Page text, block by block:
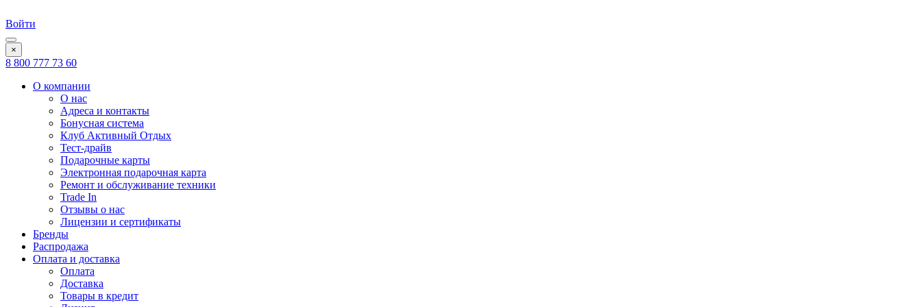
Войти
×
8 800 777 73 60
О компании
О нас
Адреса и контакты
Бонусная система
Клуб Активный Отдых
Тест-драйв
Подарочные карты
Электронная подарочная карта
Ремонт и обслуживание техники
Trade In
Отзывы о нас
Лицензии и сертификаты
Бренды
Распродажа
Оплата и доставка
Оплата
Доставка
Товары в кредит